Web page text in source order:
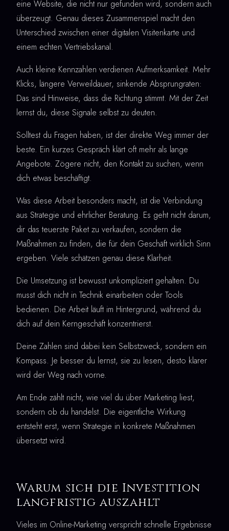
eine Website, die nicht nur gefunden wird, sondern auch
überzeugt. Genau dieses Zusammenspiel macht den
Unterschied zwischen einer digitalen Visitenkarte und
einem echten Vertriebskanal.
Auch kleine Kennzahlen verdienen Aufmerksamkeit. Mehr
Klicks, längere Verweildauer, sinkende Absprungraten:
Das sind Hinweise, dass die Richtung stimmt. Mit der Zeit
lernst du, diese Signale selbst zu deuten.
Solltest du Fragen haben, ist der direkte Weg immer der
beste. Ein kurzes Gespräch klärt oft mehr als lange
Angebote. Zögere nicht, den Kontakt zu suchen, wenn
dich etwas beschäftigt.
Was diese Arbeit besonders macht, ist die Verbindung
aus Strategie und ehrlicher Beratung. Es geht nicht darum,
dir das teuerste Paket zu verkaufen, sondern die
Maßnahmen zu finden, die für dein Geschäft wirklich Sinn
ergeben. Viele schätzen genau diese Klarheit.
Die Umsetzung ist bewusst unkompliziert gehalten. Du
musst dich nicht in Technik einarbeiten oder Tools
bedienen. Die Arbeit läuft im Hintergrund, während du
dich auf dein Kerngeschäft konzentrierst.
Deine Zahlen sind dabei kein Selbstzweck, sondern ein
Kompass. Je besser du lernst, sie zu lesen, desto klarer
wird der Weg nach vorne.
Am Ende zählt nicht, wie viel du über Marketing liest,
sondern ob du handelst. Die eigentliche Wirkung
entsteht erst, wenn Strategie in konkrete Maßnahmen
übersetzt wird.
Warum sich die Investition
langfristig auszahlt
Vieles im Online-Marketing verspricht schnelle Ergebnisse